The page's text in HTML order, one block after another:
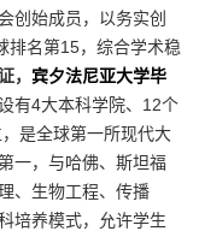
创始成员，以务实创
排名第15，综合学术稳
， 宾夕法尼亚大学毕
有4大本科学院、12个
是全球第一所现代大
一，与哈佛、斯坦福
、生物工程、传播
培养模式，允许学生